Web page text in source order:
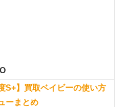
S+】買取ベイビーの使い方
ーまとめ